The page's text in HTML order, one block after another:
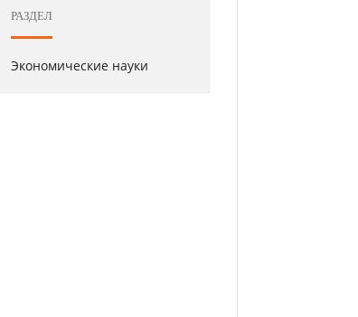
РАЗДЕЛ
Экономические науки